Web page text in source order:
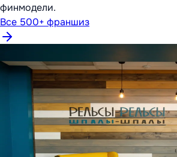
финмодели.
Все 500+ франшиз